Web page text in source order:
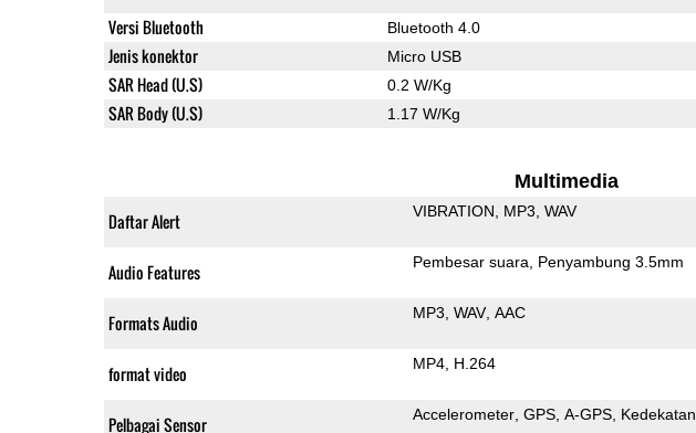
Versi Bluetooth Bluetooth 4.0
Jenis konektor Micro USB
SAR Head (U.S) 0.2 W/Kg
SAR Body (U.S) 1.17 W/Kg
Multimedia
Daftar Alert VIBRATION MP3 WAV
Audio Features Pembesar suara Penyambung 3.5mm
Formats Audio MP3 WAV AAC
format video MP4 H.264
Pelbagai Sensor Accelerometer GPS A-GPS Kedekatan